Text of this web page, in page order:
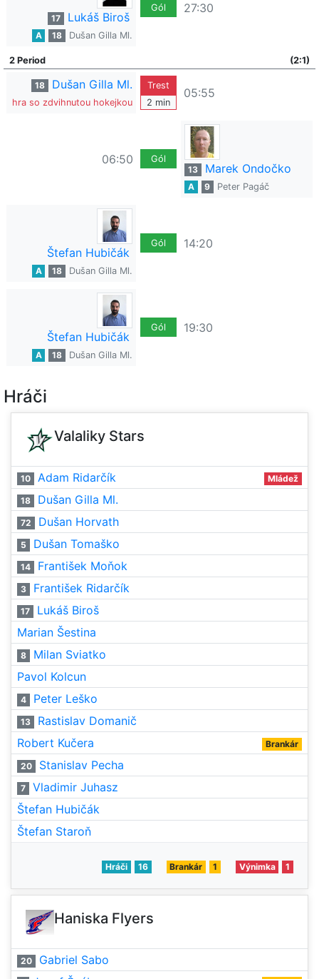
17 Lukáš Biroš
A 18 Dušan Gilla Ml.
Gól 27:30
2 Period (2:1)
18 Dušan Gilla Ml.
hra so zdvihnutou hokejkou
Trest
2 min
05:55
06:50
Gól
13
Marek Ondočko
A 9 Peter Pagáč
Štefan Hubičák
A 18 Dušan Gilla Ml.
Gól 14:20
Štefan Hubičák
A 18 Dušan Gilla Ml.
Gól 19:30
Hráči
Valaliky Stars
10 Adam Ridarčík Mládež
18 Dušan Gilla Ml.
72 Dušan Horvath
5 Dušan Tomaško
14 František Moňok
3 František Ridarčík
17
Lukáš Biroš
Marian Šestina
8
Milan Sviatko
Pavol Kolcun
4 Peter Leško
13
Rastislav Domanič
Robert Kučera
Brankár
20 Stanislav Pecha
7
Vladimir Juhasz
Štefan Hubičák
Štefan Staroň
Hráči 16 Brankár 1 Výnimka 1
Haniska Flyers
20 Gabriel Sabo